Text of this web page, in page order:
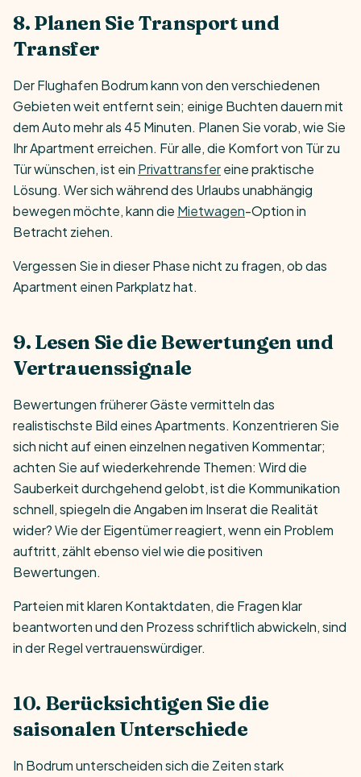
8. Planen Sie Transport und
Transfer
Der Flughafen Bodrum kann von den verschiedenen
Gebieten weit entfernt sein; einige Buchten dauern mit
dem Auto mehr als 45 Minuten. Planen Sie vorab, wie Sie
Ihr Apartment erreichen. Für alle, die Komfort von Tür zu
Tür wünschen, ist ein Privattransfereine praktische
Lösung. Wer sich während des Urlaubs unabhängig
bewegen möchte, kann die Mietwagen-Option in
Betracht ziehen.
Vergessen Sie in dieser Phase nicht zu fragen, ob das
Apartment einen Parkplatz hat.
9. Lesen Sie die Bewertungen und
Vertrauenssignale
Bewertungen früherer Gäste vermitteln das
realistischste Bild eines Apartments. Konzentrieren Sie
sich nicht auf einen einzelnen negativen Kommentar;
achten Sie auf wiederkehrende Themen: Wird die
Sauberkeit durchgehend gelobt, ist die Kommunikation
schnell, spiegeln die Angaben im Inserat die Realität
wider? Wie der Eigentümer reagiert, wenn ein Problem
auftritt, zählt ebenso viel wie die positiven
Bewertungen.
Parteien mit klaren Kontaktdaten, die Fragen klar
beantworten und den Prozess schriftlich abwickeln, sind
in der Regel vertrauenswürdiger.
10. Berücksichtigen Sie die
saisonalen Unterschiede
In Bodrum unterscheiden sich die Zeiten stark